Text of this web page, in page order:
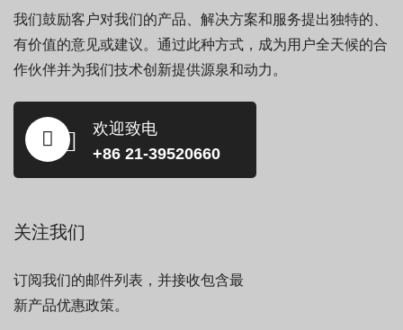
我们鼓励客户对我们的产品、解决方案和服务提出独特的、
有价值的意见或建议。通过此种方式，成为用户全天候的合
作伙伴并为我们技术创新提供源泉和动力。
欢迎致电
+86 21-39520660
关注我们
订阅我们的邮件列表，并接收包含最
新产品优惠政策。